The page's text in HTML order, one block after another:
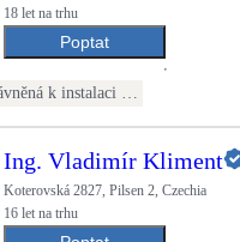
Retence deštové vody
Akumulace dešťovky
Zelená střecha
Vegetační střechy
18 let na trhu
Poptat
Ing. Vladimír Kliment
Koterovská 2827, Pilsen 2, Czechia
16 let na trhu